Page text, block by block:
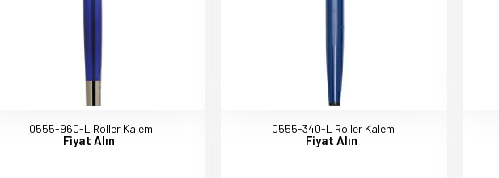
0555-960-L Roller Kalem
Fiyat Alın
0555-340-L Roller Kalem
Fiyat Alın